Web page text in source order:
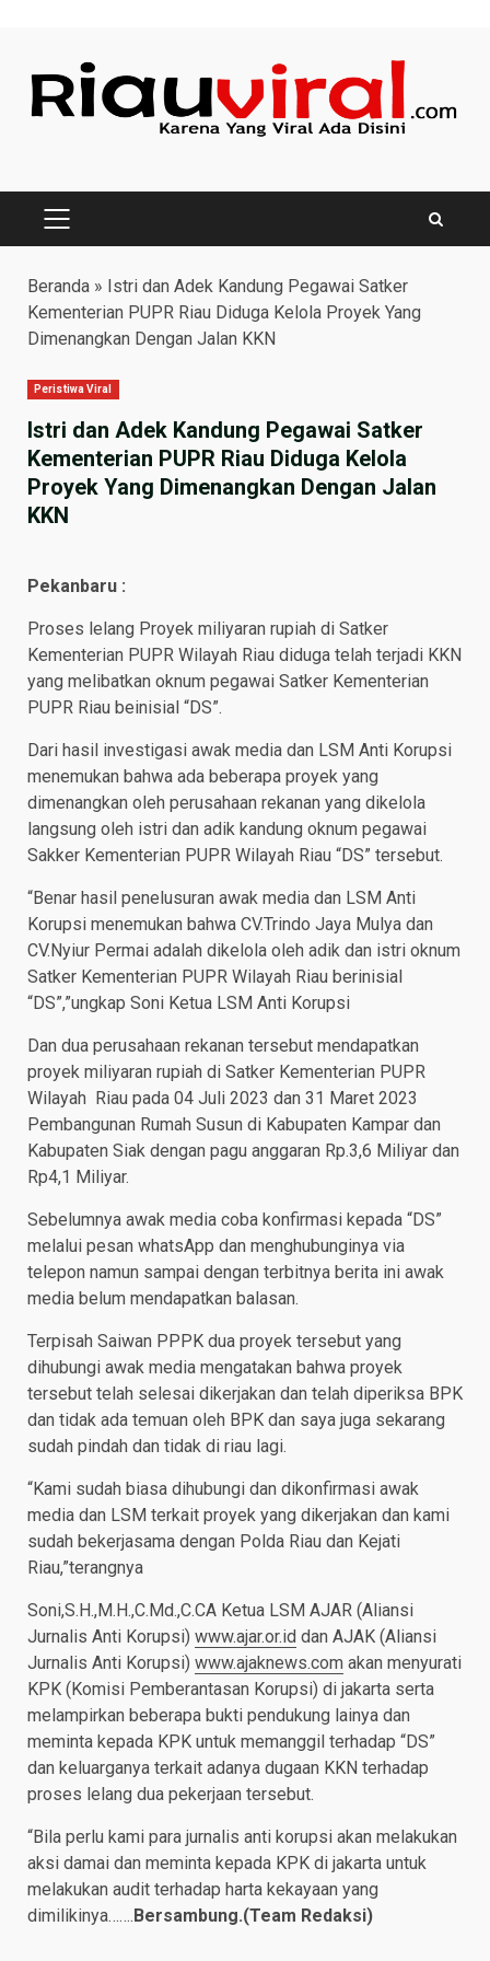
content
PRIMARY
Beranda » Istri dan Adek Kandung Pegawai Satker
Kementerian PUPR Riau Diduga Kelola Proyek Yang
Dimenangkan Dengan Jalan KKN
Peristiwa Viral
Istri dan Adek Kandung Pegawai Satker
Kementerian PUPR Riau Diduga Kelola
Proyek Yang Dimenangkan Dengan Jalan
KKN
Pekanbaru :
Proses lelang Proyek miliyaran rupiah di Satker
Kementerian PUPR Wilayah Riau diduga telah terjadi KKN
yang melibatkan oknum pegawai Satker Kementerian
PUPR Riau beinisial “DS”.
Dari hasil investigasi awak media dan LSM Anti Korupsi
menemukan bahwa ada beberapa proyek yang
dimenangkan oleh perusahaan rekanan yang dikelola
langsung oleh istri dan adik kandung oknum pegawai
Sakker Kementerian PUPR Wilayah Riau “DS” tersebut.
“Benar hasil penelusuran awak media dan LSM Anti
Korupsi menemukan bahwa CV.Trindo Jaya Mulya dan
CV.Nyiur Permai adalah dikelola oleh adik dan istri oknum
Satker Kementerian PUPR Wilayah Riau berinisial
“DS”,”ungkap Soni Ketua LSM Anti Korupsi
Dan dua perusahaan rekanan tersebut mendapatkan
proyek miliyaran rupiah di Satker Kementerian PUPR
Wilayah Riau pada 04 Juli 2023 dan 31 Maret 2023
Pembangunan Rumah Susun di Kabupaten Kampar dan
Kabupaten Siak dengan pagu anggaran Rp.3,6 Miliyar dan
Rp4,1 Miliyar.
Sebelumnya awak media coba konfirmasi kepada “DS”
melalui pesan whatsApp dan menghubunginya via
telepon namun sampai dengan terbitnya berita ini awak
media belum mendapatkan balasan.
Terpisah Saiwan PPPK dua proyek tersebut yang
dihubungi awak media mengatakan bahwa proyek
tersebut telah selesai dikerjakan dan telah diperiksa BPK
dan tidak ada temuan oleh BPK dan saya juga sekarang
sudah pindah dan tidak di riau lagi.
“Kami sudah biasa dihubungi dan dikonfirmasi awak
media dan LSM terkait proyek yang dikerjakan dan kami
sudah bekerjasama dengan Polda Riau dan Kejati
Riau,”terangnya
Soni,S.H.,M.H.,C.Md.,C.CA Ketua LSM AJAR (Aliansi
Jurnalis Anti Korupsi) www.ajar.or.id dan AJAK (Aliansi
Jurnalis Anti Korupsi) www.ajaknews.com akan menyurati
KPK (Komisi Pemberantasan Korupsi) di jakarta serta
melampirkan beberapa bukti pendukung lainya dan
meminta kepada KPK untuk memanggil terhadap “DS”
dan keluarganya terkait adanya dugaan KKN terhadap
proses lelang dua pekerjaan tersebut.
“Bila perlu kami para jurnalis anti korupsi akan melakukan
aksi damai dan meminta kepada KPK di jakarta untuk
melakukan audit terhadap harta kekayaan yang
dimilikinya……. Bersambung.(Team Redaksi)